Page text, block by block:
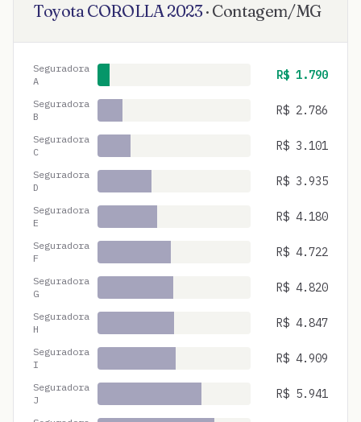
ToyotaCOROLLA2023· Contagem/MG
Seguradora
A
R$ 1.790
Seguradora
B
R$ 2.786
Seguradora
C
R$ 3.101
Seguradora
D
R$ 3.935
Seguradora
E
R$ 4.180
Seguradora
F
R$ 4.722
Seguradora
G
R$ 4.820
Seguradora
H
R$ 4.847
Seguradora
I
R$ 4.909
Seguradora
J
R$ 5.941